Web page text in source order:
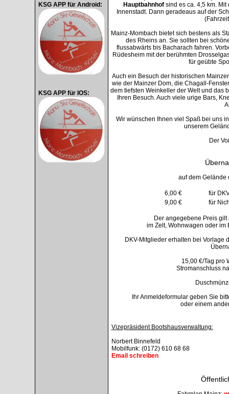
KSG APP für Android:
KSG APP für IOS:
Hauptbahnhofsind es ca. 4,5 km. Mit
Innenstadt. Dann geradeaus auf der
Mainz-Mombach bietet sich bestens als
des Rheins an. Sie sollten bei
flussabwärts bis Bacharach fahren.
Rüdesheim mit der berühmten
für geübte
Auch ein Besuch der historischen
wie der Mainzer Dom, die Chagall-
dem tiefsten Weinkeller der Welt und das
Ihren Besuch. Auch viele urige Bars,
Wir wünschen Ihnen viel Spaß bei uns
unserem
Der
auf dem Gelände
6,00 €
für
9,00 €
für
Der angegebene Preis
im Zelt, Wohnwagen oder im
DKV-Mitglieder erhalten bei Vorlage
15,00 €/Tag pro
Stromanschluss
Ihr Anmeldeformular geben Sie
oder einem
Vizepräsident Bootshausverwaltung:
Norbert Binnefeld
Mobilfunk: (0172) 610 68 68
Email schreiben